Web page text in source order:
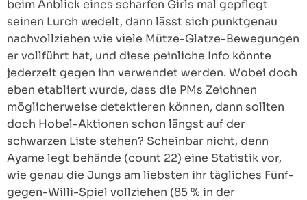
beim Anblick eines scharfen Girls mal gepflegt
seinen Lurch wedelt, dann lässt sich punktgenau
nachvollziehen wie viele Mütze-Glatze-Bewegungen
er vollführt hat, und diese peinliche Info könnte
jederzeit gegen ihn verwendet werden. Wobei doch
eben etabliert wurde, dass die PMs Zeichnen
möglicherweise detektieren können, dann sollten
doch Hobel-Aktionen schon längst auf der
schwarzen Liste stehen? Scheinbar nicht, denn
Ayame legt behände (count 22) eine Statistik vor,
wie genau die Jungs am liebsten ihr tägliches Fünf-
gegen-Willi-Spiel vollziehen (85 % in der